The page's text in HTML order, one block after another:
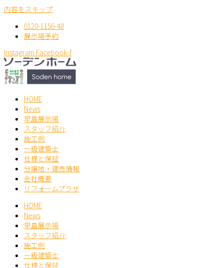
内容をスキップ
0120-1156-48
展示場予約
Instagram Facebook-f
HOME
News
早島展示場
スタッフ紹介
施工例
一級建築士
仕様と保証
分譲地・建売情報
会社概要
リフォームプラザ
HOME
News
早島展示場
スタッフ紹介
施工例
一級建築士
仕様と保証